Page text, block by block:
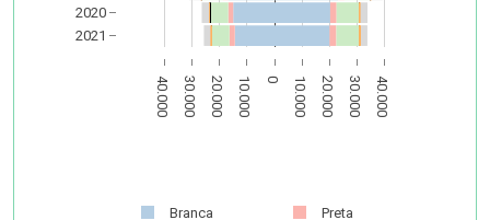
40.000 30.000 20.000 10.000 0 10.000 20.000 30.000 40.000
2021
2020
Branca
Preta